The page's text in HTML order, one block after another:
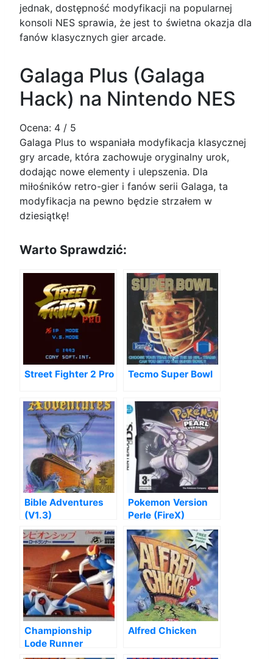
jednak, dostępność modyfikacji na popularnej
konsoli NES sprawia, że jest to świetna okazja dla
fanów klasycznych gier arcade.
Galaga Plus (Galaga
Hack) na Nintendo NES
Ocena: 4 / 5
Galaga Plus to wspaniała modyfikacja klasycznej
gry arcade, która zachowuje oryginalny urok,
dodając nowe elementy i ulepszenia. Dla
miłośników retro-gier i fanów serii Galaga, ta
modyfikacja na pewno będzie strzałem w
dziesiątkę!
Warto Sprawdzić:
Street Fighter 2 Pro Tecmo Super Bowl
Bible Adventures
(V1.3)
Pokemon Version
Perle (FireX)
Championship
Lode Runner
Alfred Chicken